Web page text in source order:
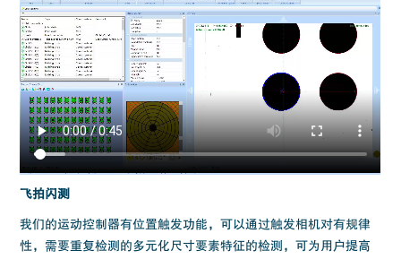
飞拍闪测
我们的运动控制器有位置触发功能，可以通过触发相机对有规律
性，需要重复检测的多元化尺寸要素特征的检测，可为用户提高